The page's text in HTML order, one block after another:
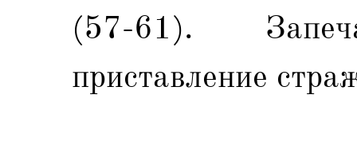
(57-61).
приставление